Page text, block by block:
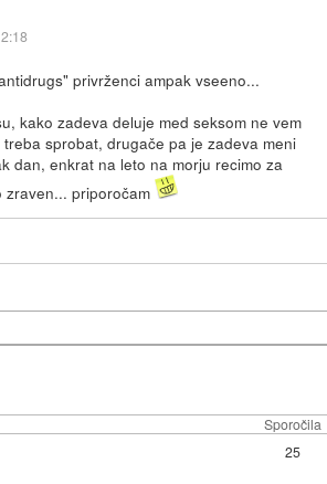
privrženci ampak vseeno...
kako zadeva deluje med seksom ne vem
sprobat, drugače pa je zadeva meni
dan, enkrat na leto na morju recimo za
zraven... priporočam
Sporočila
25